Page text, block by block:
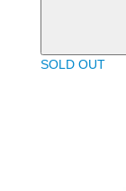
SOLD OUT